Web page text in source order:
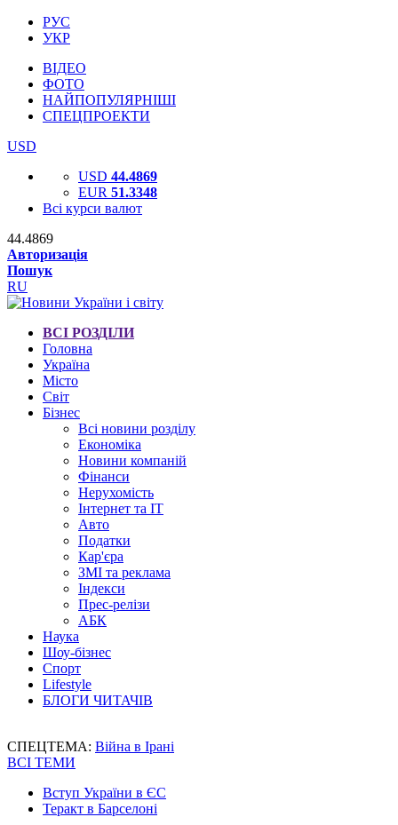
РУС
УКР
ВІДЕО
ФОТО
НАЙПОПУЛЯРНІШІ
СПЕЦПРОЕКТИ
USD
USD 44.4869
EUR 51.3348
Всі курси валют
44.4869
Авторизація
Пошук
RU
ВСІ РОЗДІЛИ
Головна
Україна
Місто
Світ
Бізнес
Всі новини розділу
Економіка
Новини компаній
Фінанси
Нерухомість
Інтернет та IT
Авто
Податки
Кар'єра
ЗМІ та реклама
Індекси
Прес-релізи
АБК
Наука
Шоу-бізнес
Спорт
Lifestyle
БЛОГИ ЧИТАЧІВ
СПЕЦТЕМА: Війна в Ірані
ВСІ ТЕМИ
Вступ України в ЄС
Теракт в Барселоні